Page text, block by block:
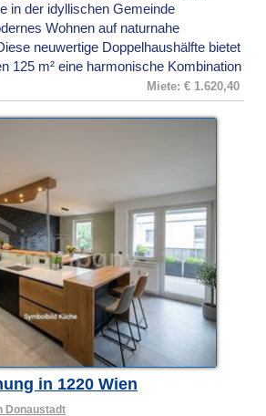
in der idyllischen Gemeinde
Wohnen auf naturnahe
neuwertige Doppelhaushälfte bietet
125 m² eine harmonische Kombination
Miete: € 1.620,40
in 1220 Wien
Donaustadt